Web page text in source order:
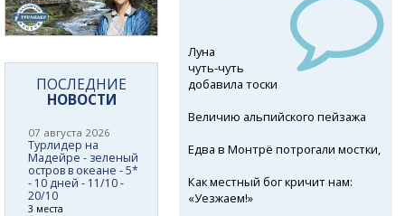
Луна
чуть-чуть
добавила тоски
Величию альпийского пейзажа
Едва в Монтрё потрогали мостки,
Как местный бог кричит нам:
«Уезжаем!»
ПОСЛЕДНИЕ
НОВОСТИ
07 августа 2026
Турлидер на
Мадейре - зеленый
остров в океане - 5*
- 10 дней - 11/10 -
20/10
3 места